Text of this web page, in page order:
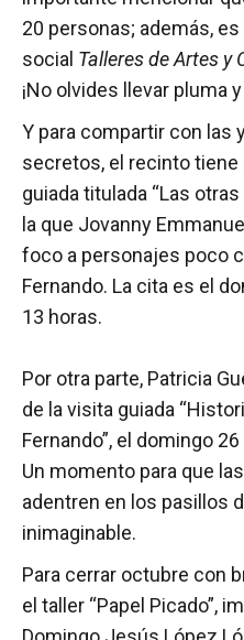
20 personas; además,
social Talleres de Artes
¡No olvides llevar pluma
Y para compartir con
secretos, el recinto tiene
guiada titulada “Las
la que Jovanny
foco a personajes poco
Fernando. La cita es el
13 horas.
Por otra parte, Patricia
de la visita guiada
Fernando”, el domingo
Un momento para que
adentren en los pasillos
inimaginable.
Para cerrar octubre con
el taller “Papel Picado”,